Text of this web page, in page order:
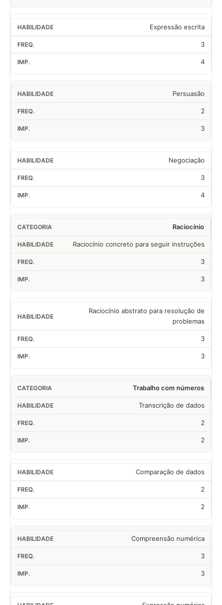
Expressão escrita
3
4
Persuasão
2
3
Negociação
3
4
Raciocínio
Raciocínio concreto para seguir instruções
3
3
Raciocínio abstrato para resolução de
problemas
3
3
Trabalho com números
Transcrição de dados
2
2
Comparação de dados
2
2
Compreensão numérica
3
3